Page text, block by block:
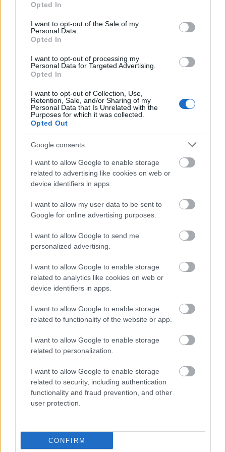
use your data for below specified purposes in below Google
consent section.
Opted In
I want to opt-out of the Sale of my
Personal Data.
Opted In
I want to opt-out of processing my
Personal Data for Targeted Advertising.
Opted In
I want to opt-out of Collection, Use,
Retention, Sale, and/or Sharing of my
Personal Data that Is Unrelated with the
Purposes for which it was collected.
Opted Out
Google consents
I want to allow Google to enable storage
related to advertising like cookies on web or
device identifiers in apps.
I want to allow my user data to be sent to
Google for online advertising purposes.
I want to allow Google to send me
personalized advertising.
I want to allow Google to enable storage
related to analytics like cookies on web or
device identifiers in apps.
I want to allow Google to enable storage
related to functionality of the website or app.
I want to allow Google to enable storage
related to personalization.
I want to allow Google to enable storage
related to security, including authentication
functionality and fraud prevention, and other
user protection.
CONFIRM
Για να μην υπάρξουν άλλα Τέμπη
ΑΣΕΠ: Πιστοποίηση Αγγλικών σε
μόνο 2 ημέρες στα χέρια σας
ΑΣΕΠ: Εξ αποστάσεως η πιο Εύκολη
Πιστοποίηση Υπολογιστών σε 2
μέρες
Μάθε πρώτος όλες τις σημαντικές
ειδήσεις.
Βάλε το proson.gr στα αποτελέσματα
ΑΣΕΠ: Αυτές είναι οι δύο επόμενες